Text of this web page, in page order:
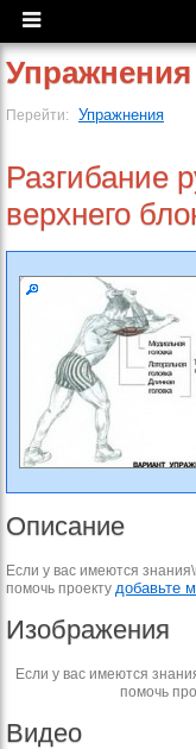
Упражнения
Перейти: Упражнения
Разгибание
верхнего
Описание
Если у вас имеются
помочь проекту добавьте
Изображения
Если у вас имеются
помочь
Видео